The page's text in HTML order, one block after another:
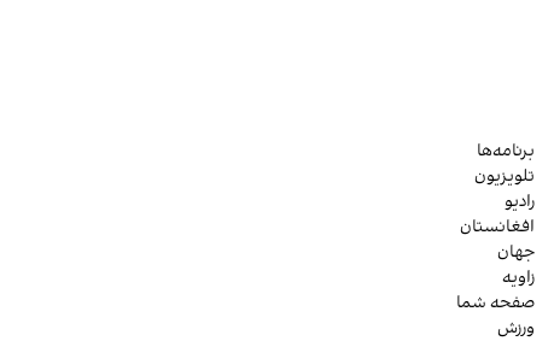
برنامه‌ها
تلویزیون
رادیو
افغانستان
جهان
زاویه
صفحه شما
ورزش